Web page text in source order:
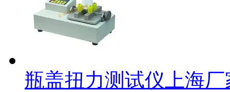
瓶盖扭力测试仪上海厂